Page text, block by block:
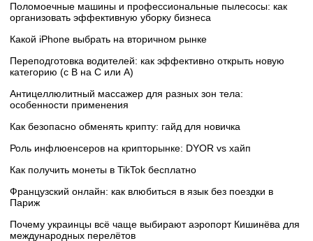
Поломоечные машины и профессиональные пылесосы: как
организовать эффективную уборку бизнеса
Какой iPhone выбрать на вторичном рынке
Переподготовка водителей: как эффективно открыть новую
категорию (с B на C или А)
Антицеллюлитный массажер для разных зон тела:
особенности применения
Как безопасно обменять крипту: гайд для новичка
Роль инфлюенсеров на крипторынке: DYOR vs хайп
Как получить монеты в TikTok бесплатно
Французский онлайн: как влюбиться в язык без поездки в
Париж
Почему украинцы всё чаще выбирают аэропорт Кишинёва для
международных перелётов